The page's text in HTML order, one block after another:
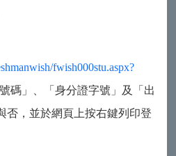
fwish000stu.aspx?
碼」、「身分證字號」及「出
否，並於網頁上按右鍵列印登